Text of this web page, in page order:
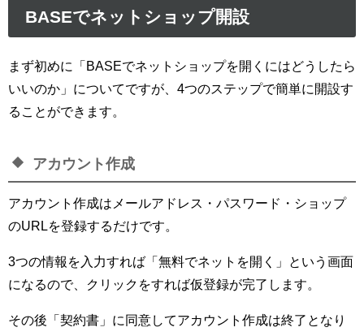
BASEでネットショップ開設
まず初めに「BASEでネットショップを開くにはどうしたら
いいのか」についてですが、4つのステップで簡単に開設す
ることができます。
アカウント作成
アカウント作成はメールアドレス・パスワード・ショップ
のURLを登録するだけです。
3つの情報を入力すれば「無料でネットを開く」という画面
になるので、クリックをすれば仮登録が完了します。
その後「契約書」に同意してアカウント作成は終了となり